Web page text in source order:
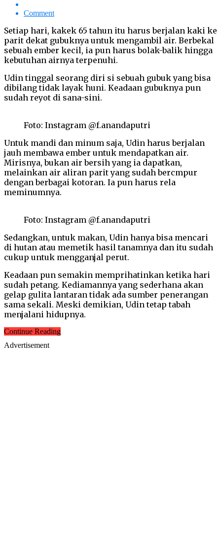
Comment
Setiap hari, kakek 65 tahun itu harus berjalan kaki ke
parit dekat gubuknya untuk mengambil air. Berbekal
sebuah ember kecil, ia pun harus bolak-balik hingga
kebutuhan airnya terpenuhi.
Udin tinggal seorang diri si sebuah gubuk yang bisa
dibilang tidak layak huni. Keadaan gubuknya pun
sudah reyot di sana-sini.
Foto: Instagram @f.anandaputri
Untuk mandi dan minum saja, Udin harus berjalan
jauh membawa ember untuk mendapatkan air.
Mirisnya, bukan air bersih yang ia dapatkan,
melainkan air aliran parit yang sudah bercmpur
dengan berbagai kotoran. Ia pun harus rela
meminumnya.
Foto: Instagram @f.anandaputri
Sedangkan, untuk makan, Udin hanya bisa mencari
di hutan atau memetik hasil tanamnya dan itu sudah
cukup untuk mengganjal perut.
Keadaan pun semakin memprihatinkan ketika hari
sudah petang. Kediamannya yang sederhana akan
gelap gulita lantaran tidak ada sumber penerangan
sama sekali. Meski demikian, Udin tetap tabah
menjalani hidupnya.
Continue Reading
Advertisement